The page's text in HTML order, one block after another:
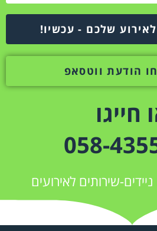
שלכם - עכשיו!
הודעת ווטסאפ
חייגו
058-
שירותים לאירועים